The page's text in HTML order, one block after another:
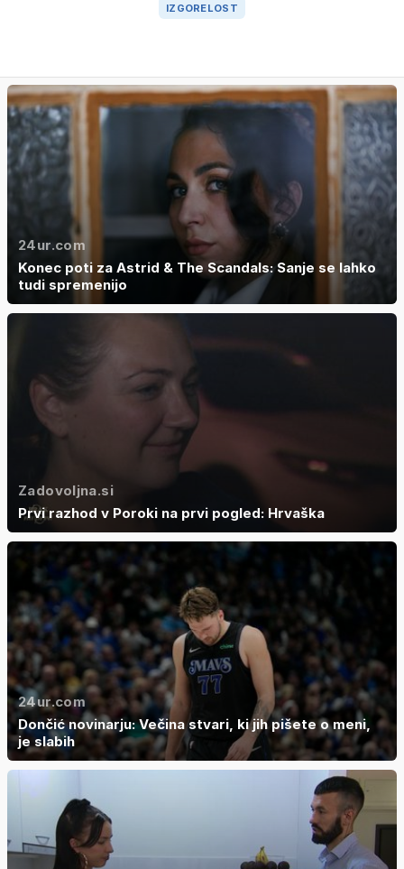
IZGORELOST
24ur.com
Konec poti za Astrid & The Scandals: Sanje se lahko
tudi spremenijo
Zadovoljna.si
Prvi razhod v Poroki na prvi pogled: Hrvaška
24ur.com
Dončić novinarju: Večina stvari, ki jih pišete o meni,
je slabih